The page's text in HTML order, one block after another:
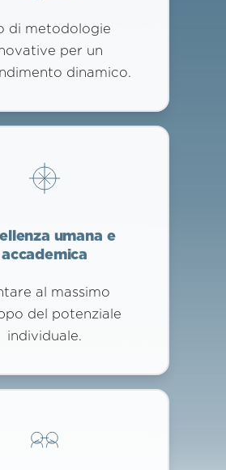
di metodologie
per un
dinamico.
umana e
accademica
al massimo
del potenziale
individuale.